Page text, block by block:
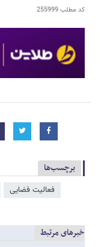
کد مطلب255999
برچسب‌ها
فعالیت فضایی
خبرهای مرتبط